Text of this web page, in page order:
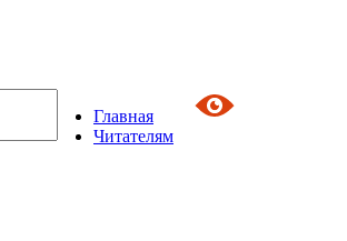
Главная
Читателям